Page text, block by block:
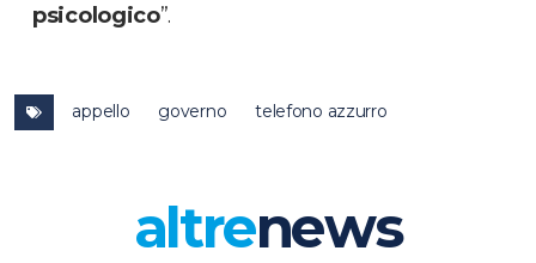
psicologico”.
appello governo telefono azzurro
altrenews